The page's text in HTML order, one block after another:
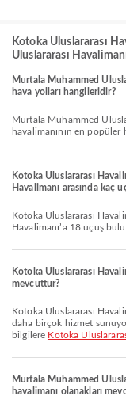
Kotoka Uluslararası
Uluslararası
Murtala Muhammed
hava yolları hangileridir?
Murtala Muhammed Uluslararası Havalimanı’a giden çoğu yolcu, bu
havalimanının en popüler
Kotoka Uluslararası
Havalimanı arasında kaç
Kotoka Uluslararası Havalimanı’tan Murtala Muhammed Uluslararası
Havalimanı’a 18 uçuş
Kotoka Uluslararası
mevcuttur?
Kotoka Uluslararası Havalimanı, seyahat deneyiminizi geliştirmek için Taksi ve
daha birçok hizmet
bilgilere Kotoka
Murtala Muhammed
havalimanı olanakları